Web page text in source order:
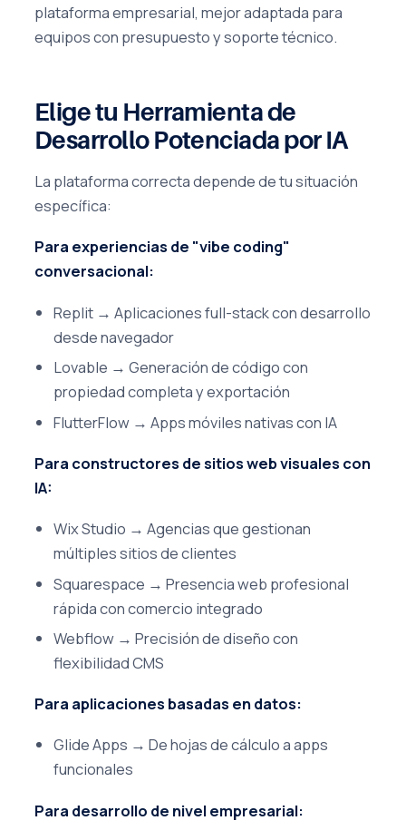
plataforma empresarial, mejor adaptada para
equipos con presupuesto y soporte técnico.
Elige tu Herramienta de
Desarrollo Potenciada por IA
La plataforma correcta depende de tu situación
específica:
Para experiencias de "vibe coding"
conversacional:
Replit → Aplicaciones full-stack con desarrollo
desde navegador
Lovable → Generación de código con
propiedad completa y exportación
FlutterFlow → Apps móviles nativas con IA
Para constructores de sitios web visuales con
IA:
Wix Studio → Agencias que gestionan
múltiples sitios de clientes
Squarespace → Presencia web profesional
rápida con comercio integrado
Webflow → Precisión de diseño con
flexibilidad CMS
Para aplicaciones basadas en datos:
Glide Apps → De hojas de cálculo a apps
funcionales
Para desarrollo de nivel empresarial: